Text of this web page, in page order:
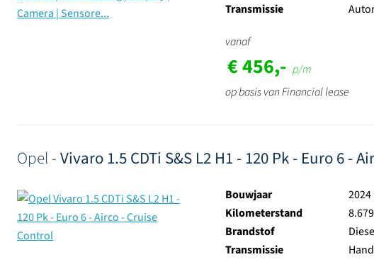
Transmissie
vanaf
€ 456,- p/m
op basis van Financial lease
Opel -Vivaro 1.5 CDTi S&S L2 H1 - 120 Pk - Euro 6 -
Bouwjaar
2024
Kilometerstand
8.679
Brandstof
Transmissie